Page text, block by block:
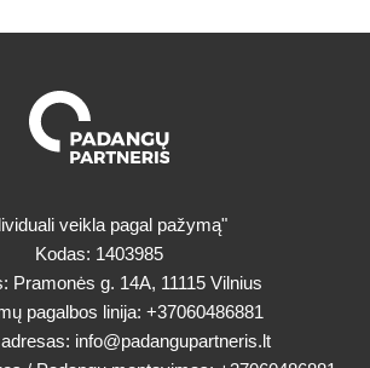
veikla pagal pažymą"
Kodas: 1403985
Pramonės g. 14A, 11115 Vilnius
pagalbos linija: +37060486881
info@padangupartneris.lt